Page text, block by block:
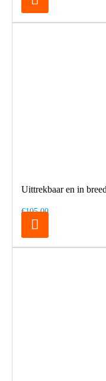
Uittrekbaar en in
€105,00